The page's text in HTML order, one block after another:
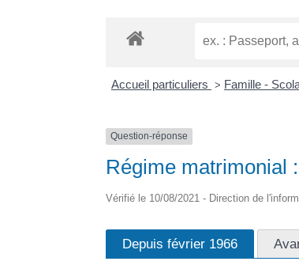
Accueil particuliers > Famille -
Question-réponse
Régime matrimonial
Vérifié le 10/08/2021 - Direction de
Depuis février 1966